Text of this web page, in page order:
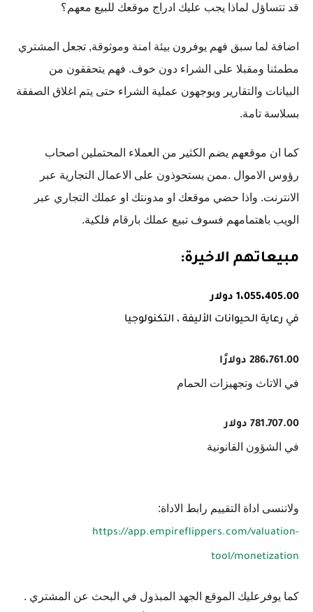
قد تتساؤل لماذا يجب عليك ادراج موقعك للبيع معهم؟
اضافة لما سبق فهم يوفرون بيئة امنة وموثوقة, تجعل المشتري
مطمئنا ومقبلا على الشراء دون خوف. فهم يتحققون من
البيانات والتقارير ويوجهون عملية الشراء حتى يتم اغلاق الصفقة
بسلاسة تامة.
كما ان موقعهم يضم الكثير من العملاء المحتملين اصحاب
رؤوس الاموال .ممن يستحوذون على الاعمال التجارية عبر
الانترنت. واذا حضي موقعك او مدونتك او عملك التجاري عبر
الويب باهتمامهم فسوف تبيع عملك بارقام فلكية.
مبيعاتهم الاخيرة:
1،055،405.00 دولار
في رعاية الحيوانات الأليفة ، التكنولوجيا
286،761.00 دولارًا
في الاتاث وتجهيزات الحمام
781.707.00 دولار
في الشؤون القانونية
ولاتنسى اداة التقييم رابط الاداة:
https://app.empireflippers.com/valuation-
tool/monetization
كما يوفرعليك الموقع الجهد المبذول في البحث عن المشتري .